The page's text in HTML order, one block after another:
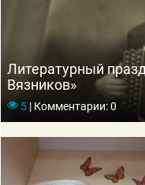
Литературный
Вязников»
5 |Комментарии: 0